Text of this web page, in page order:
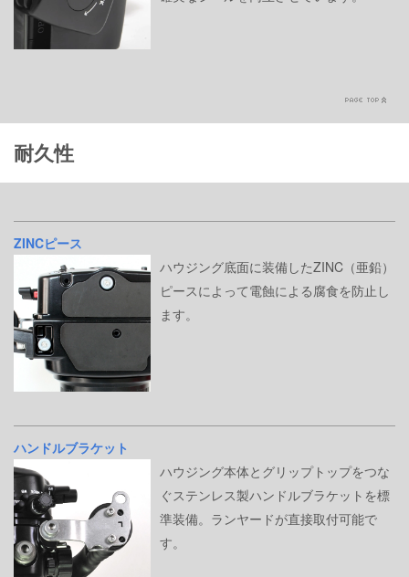
耐久性
ZINCピース
ハウジング底面に装備したZINC（亜鉛）
ピースによって電蝕による腐食を防止し
ます。
ハンドルブラケット
ハウジング本体とグリップトップをつな
ぐステンレス製ハンドルブラケットを標
準装備。ランヤードが直接取付可能で
す。